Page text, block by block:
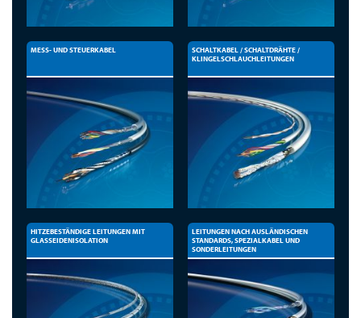
MESS- UND STEUERKABEL
SCHALTKABEL / SCHALTDRÄHTE /
KLINGELSCHLAUCHLEITUNGEN
HITZEBESTÄNDIGE LEITUNGEN MIT
GLASSEIDENISOLATION
LEITUNGEN NACH AUSLÄNDISCHEN
STANDARDS, SPEZIALKABEL UND
SONDERLEITUNGEN